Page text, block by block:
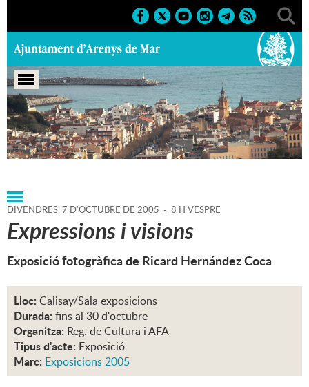
Portada > Agenda > 07-10-
2005 > Marcs > Culturals > 2005 > Exposicions 2005
DIVENDRES,7 D'OCTUBRE DE 2005 - 8 H VESPRE
Expressions i visions
Exposició fotogràfica de Ricard Hernández Coca
Lloc: Calisay/Sala exposicions
Durada: fins al 30 d'octubre
Organitza: Reg. de Cultura i AFA
Tipus d'acte: Exposició
Marc: Exposicions 2005